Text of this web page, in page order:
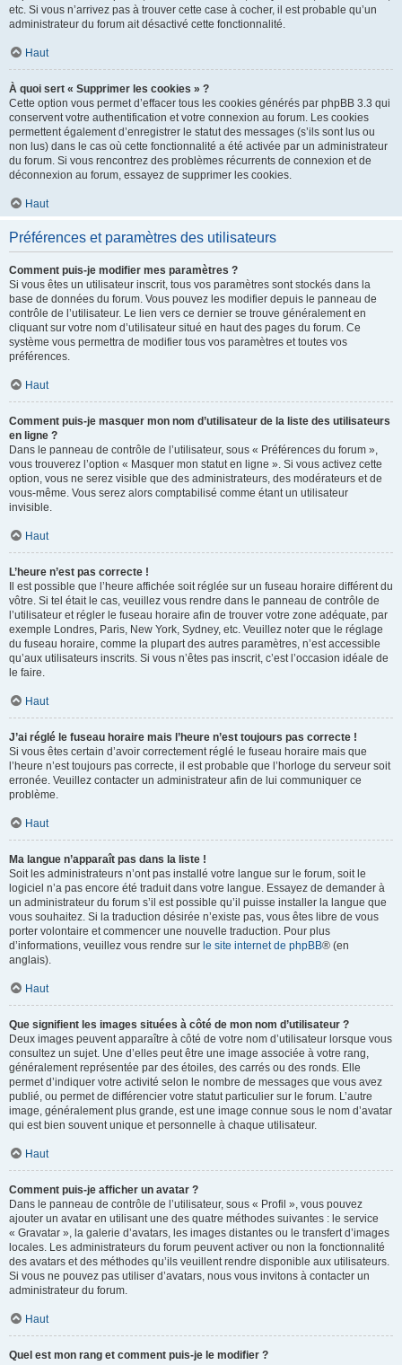
etc. Si vous n’arrivez pas à trouver cette case à cocher, il est probable qu’un
administrateur du forum ait désactivé cette fonctionnalité.
Haut
À quoi sert « Supprimer les cookies » ?
Cette option vous permet d’effacer tous les cookies générés par phpBB 3.3 qui
conservent votre authentification et votre connexion au forum. Les cookies
permettent également d’enregistrer le statut des messages (s’ils sont lus ou
non lus) dans le cas où cette fonctionnalité a été activée par un administrateur
du forum. Si vous rencontrez des problèmes récurrents de connexion et de
déconnexion au forum, essayez de supprimer les cookies.
Haut
Préférences et paramètres des utilisateurs
Comment puis-je modifier mes paramètres ?
Si vous êtes un utilisateur inscrit, tous vos paramètres sont stockés dans la
base de données du forum. Vous pouvez les modifier depuis le panneau de
contrôle de l’utilisateur. Le lien vers ce dernier se trouve généralement en
cliquant sur votre nom d’utilisateur situé en haut des pages du forum. Ce
système vous permettra de modifier tous vos paramètres et toutes vos
préférences.
Haut
Comment puis-je masquer mon nom d’utilisateur de la liste des utilisateurs
en ligne ?
Dans le panneau de contrôle de l’utilisateur, sous « Préférences du forum »,
vous trouverez l’option « Masquer mon statut en ligne ». Si vous activez cette
option, vous ne serez visible que des administrateurs, des modérateurs et de
vous-même. Vous serez alors comptabilisé comme étant un utilisateur
invisible.
Haut
L’heure n’est pas correcte !
Il est possible que l’heure affichée soit réglée sur un fuseau horaire différent du
vôtre. Si tel était le cas, veuillez vous rendre dans le panneau de contrôle de
l’utilisateur et régler le fuseau horaire afin de trouver votre zone adéquate, par
exemple Londres, Paris, New York, Sydney, etc. Veuillez noter que le réglage
du fuseau horaire, comme la plupart des autres paramètres, n’est accessible
qu’aux utilisateurs inscrits. Si vous n’êtes pas inscrit, c’est l’occasion idéale de
le faire.
Haut
J’ai réglé le fuseau horaire mais l’heure n’est toujours pas correcte !
Si vous êtes certain d’avoir correctement réglé le fuseau horaire mais que
l’heure n’est toujours pas correcte, il est probable que l’horloge du serveur soit
erronée. Veuillez contacter un administrateur afin de lui communiquer ce
problème.
Haut
Ma langue n’apparaît pas dans la liste !
Soit les administrateurs n’ont pas installé votre langue sur le forum, soit le
logiciel n’a pas encore été traduit dans votre langue. Essayez de demander à
un administrateur du forum s’il est possible qu’il puisse installer la langue que
vous souhaitez. Si la traduction désirée n’existe pas, vous êtes libre de vous
porter volontaire et commencer une nouvelle traduction. Pour plus
d’informations, veuillez vous rendre sur le site internet de phpBB® (en
anglais).
Haut
Que signifient les images situées à côté de mon nom d’utilisateur ?
Deux images peuvent apparaître à côté de votre nom d’utilisateur lorsque vous
consultez un sujet. Une d’elles peut être une image associée à votre rang,
généralement représentée par des étoiles, des carrés ou des ronds. Elle
permet d’indiquer votre activité selon le nombre de messages que vous avez
publié, ou permet de différencier votre statut particulier sur le forum. L’autre
image, généralement plus grande, est une image connue sous le nom d’avatar
qui est bien souvent unique et personnelle à chaque utilisateur.
Haut
Comment puis-je afficher un avatar ?
Dans le panneau de contrôle de l’utilisateur, sous « Profil », vous pouvez
ajouter un avatar en utilisant une des quatre méthodes suivantes : le service
« Gravatar », la galerie d’avatars, les images distantes ou le transfert d’images
locales. Les administrateurs du forum peuvent activer ou non la fonctionnalité
des avatars et des méthodes qu’ils veuillent rendre disponible aux utilisateurs.
Si vous ne pouvez pas utiliser d’avatars, nous vous invitons à contacter un
administrateur du forum.
Haut
Quel est mon rang et comment puis-je le modifier ?